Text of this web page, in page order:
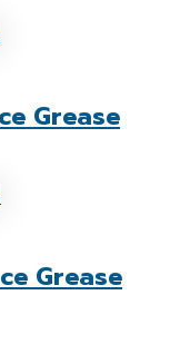
Grease
Grease